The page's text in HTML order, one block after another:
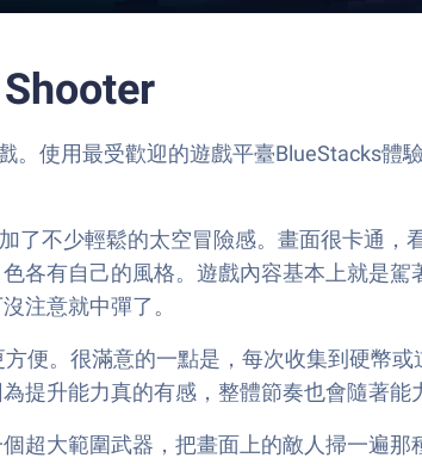
使用最受歡迎的遊戲平臺BlueStacks體
不少輕鬆的太空冒險感。畫面很卡通，
有自己的風格。遊戲內容基本上就是駕
注意就中彈了。
便。很滿意的一點是，每次收集到硬幣
升能力真的有感，整體節奏也會隨著能
超大範圍武器，把畫面上的敵人掃一遍